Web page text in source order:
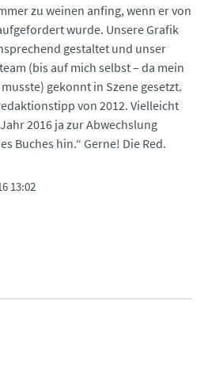
zu weinen anfing, wenn er von
wurde. Unsere Grafik
gestaltet und unser
(bis auf mich selbst – da mein
gekonnt in Szene gesetzt.
von 2012. Vielleicht
2016 ja zur Abwechslung
Buches hin.“ Gerne! Die Red.
13:02